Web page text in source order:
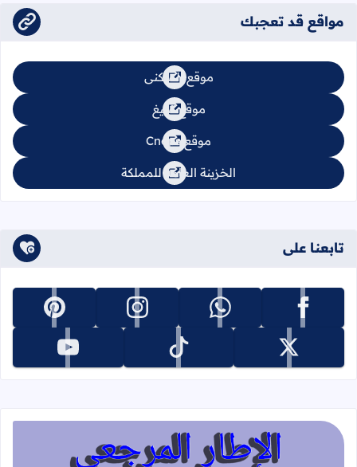
مواقع قد تعجبك
موقع السكنى
موقع تبليغ
موقع Cnops
الخزينة العامة للمملكة
تابعنا على
تابعنا على facebook تابعنا على whatsapp تابعنا على instagram تابعنا على pinterest
تابعنا على x تابعنا على tiktok تابعنا على youtube